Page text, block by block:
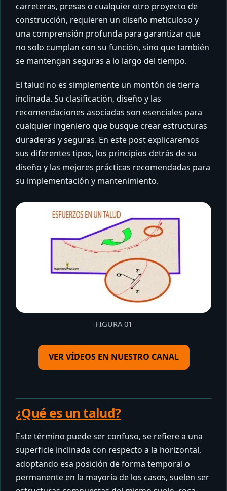
carreteras, presas o cualquier otro proyecto de
construcción, requieren un diseño meticuloso y
una comprensión profunda para garantizar que
no solo cumplan con su función, sino que también
se mantengan seguras a lo largo del tiempo.
El talud no es simplemente un montón de tierra
inclinada. Su clasificación, diseño y las
recomendaciones asociadas son esenciales para
cualquier ingeniero que busque crear estructuras
duraderas y seguras. En este post explicaremos
sus diferentes tipos, los principios detrás de su
diseño y las mejores prácticas recomendadas para
su implementación y mantenimiento.
FIGURA 01
VER VÍDEOS EN NUESTRO CANAL
¿Qué es un talud?
Este término puede ser confuso, se refiere a una
superficie inclinada con respecto a la horizontal,
adoptando esa posición de forma temporal o
permanente en la mayoría de los casos, suelen ser